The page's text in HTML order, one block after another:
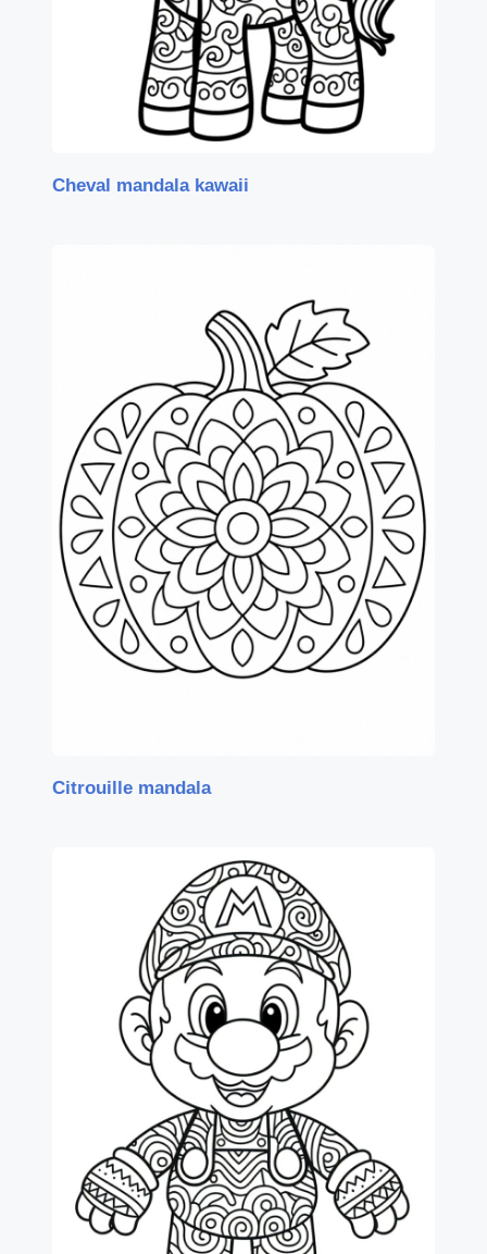
Cheval mandala kawaii
Citrouille mandala